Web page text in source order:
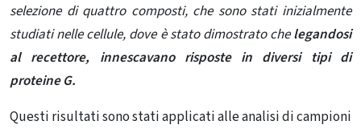
selezione di quattro composti, che sono stati inizialmente
studiati nelle cellule, dove è stato dimostrato chelegandosi
al recettore, innescavano risposte in diversi tipi di
proteine ​​G.
Questi risultati sono stati applicati alle analisi di campioni